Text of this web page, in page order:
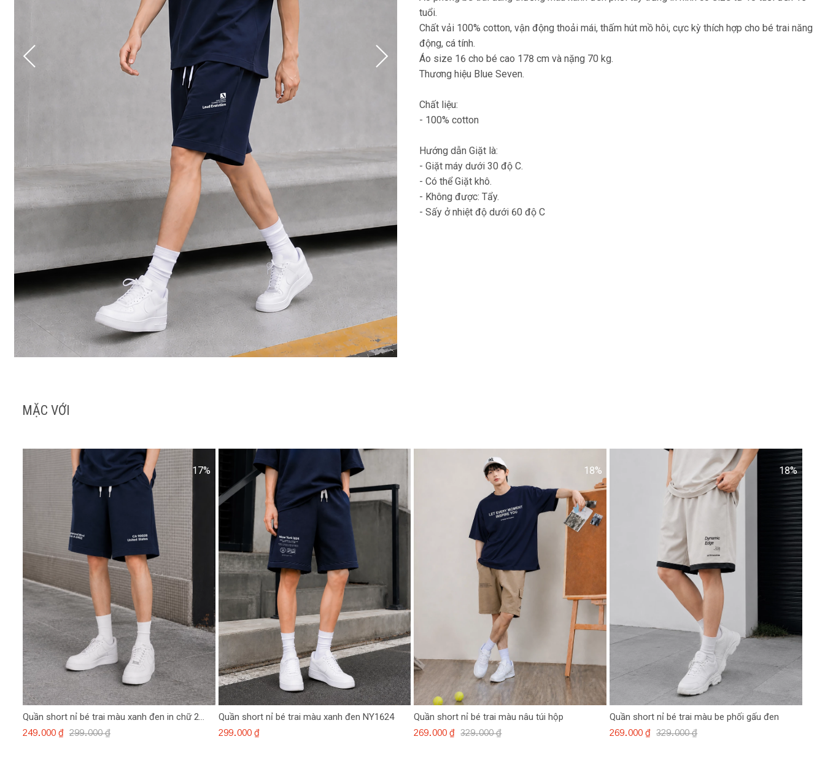
tuổi.
Chất vải 100% cotton, vận động thoải mái, thấm hút mồ hôi, cực kỳ thích hợp cho bé trai năng
động, cá tính.
Áo size 16 cho bé cao 178 cm và nặng 70 kg.
Thương hiệu Blue Seven.
Chất liệu:
- 100% cotton
Hướng dẫn Giặt là:
- Giặt máy dưới 30 độ C.
- Có thể Giặt khô.
- Không được: Tẩy.
- Sấy ở nhiệt độ dưới 60 độ C
17%
Quần short nỉ bé trai màu xanh đen in chữ 2
bên
249.000 ₫ 299.000 ₫
Quần short nỉ bé trai màu xanh đen NY1624
299.000 ₫
18%
Quần short nỉ bé trai màu nâu túi hộp
269.000 ₫ 329.000 ₫
18%
Quần short nỉ bé trai màu be phối gấu đen
269.000 ₫ 329.000 ₫
MẶC VỚI